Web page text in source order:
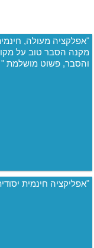
"אפלקציה מעולה,
מקנה הסבר טוב על
והסבר, פשוט מושלמת "
"אפליקציה חינמית